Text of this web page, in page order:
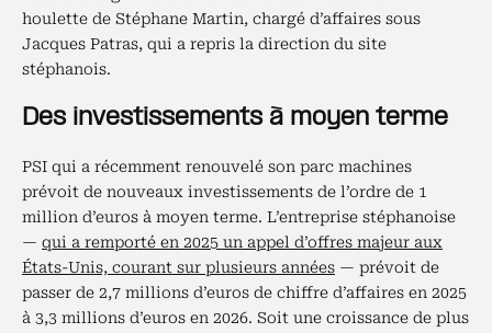
houlette de Stéphane Martin, chargé d’affaires sous
Jacques Patras, qui a repris la direction du site
stéphanois.
Des investissements à moyen terme
PSI qui a récemment renouvelé son parc machines
prévoit de nouveaux investissements de l’ordre de 1
million d’euros à moyen terme. L’entreprise stéphanoise
— qui a remporté en 2025 un appel d’offres majeur aux
États-Unis, courant sur plusieurs années — prévoit de
passer de 2,7 millions d’euros de chiffre d’affaires en 2025
à 3,3 millions d’euros en 2026. Soit une croissance de plus